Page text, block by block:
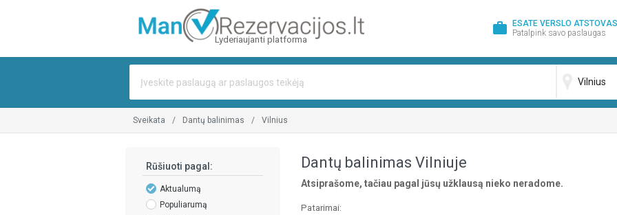
Lyderiaujanti platforma
work
ESATE VERSLO
Patalpink savo paslaugas
sveikata dantų balinimas vilnius
Dantų balinimas Vilniuje
Atsiprašome, tačiau pagal jūsų užklausą nieko neradome.
Patarimai:
Rūšiuoti pagal:
Aktualumą
Populiarumą